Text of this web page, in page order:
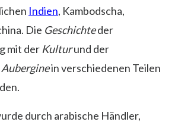
Indien, Kambodscha,
Die Geschichteder
mit der Kulturund der
Auberginein verschiedenen Teilen
durch arabische Händler,